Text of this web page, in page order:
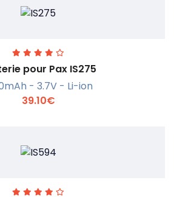
En savoir +
En savoir +
pour Pax IS275
- 3.7V - Li-ion
39.10€